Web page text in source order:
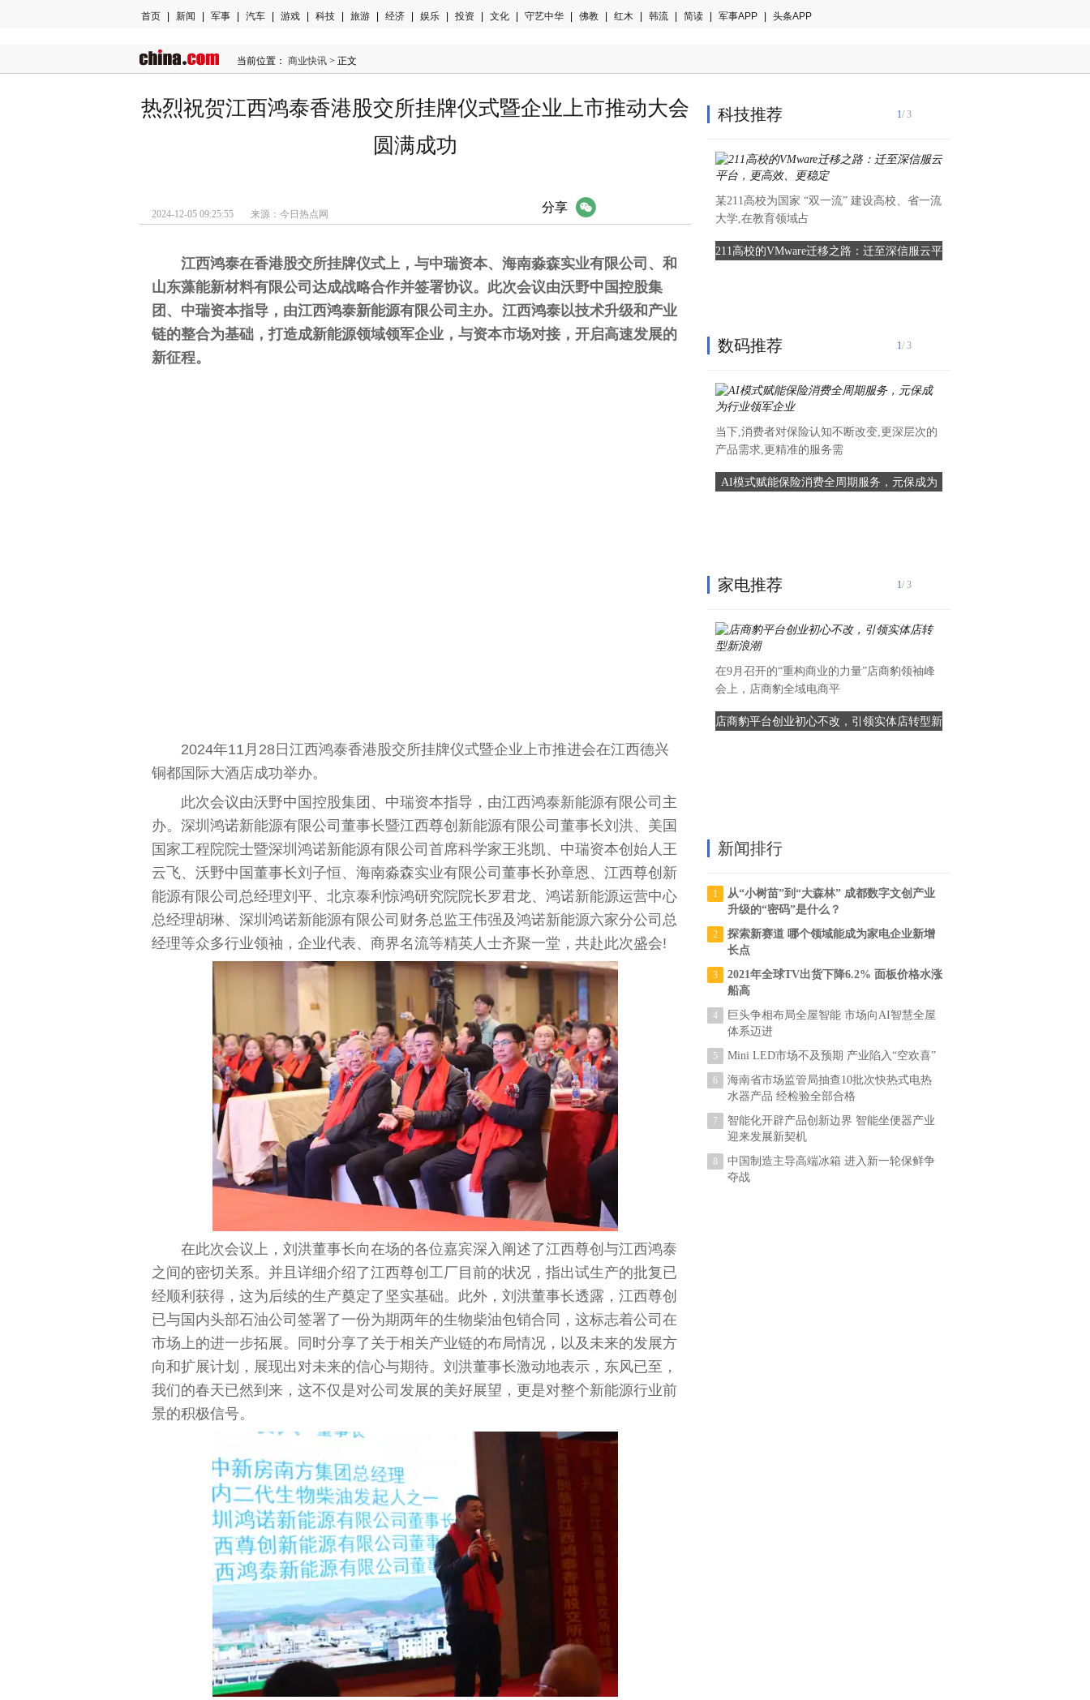
首页 新闻 军事 汽车 游戏 科技 旅游 经济 娱乐 投资 文化 守艺中华 佛教 红木 韩流 简读 军事APP 头条APP
当前位置： 商业快讯 > 正文
热烈祝贺江西鸿泰香港股交所挂牌仪式暨企业上市推动大会
圆满成功
2024-12-05 09:25:55 来源：今日热点网 分享
江西鸿泰在香港股交所挂牌仪式上，与中瑞资本、海南淼森实业有限公司、和
山东藻能新材料有限公司达成战略合作并签署协议。此次会议由沃野中国控股集
团、中瑞资本指导，由江西鸿泰新能源有限公司主办。江西鸿泰以技术升级和产业
链的整合为基础，打造成新能源领域领军企业，与资本市场对接，开启高速发展的
新征程。
2024年11月28日江西鸿泰香港股交所挂牌仪式暨企业上市推进会在江西德兴
铜都国际大酒店成功举办。
此次会议由沃野中国控股集团、中瑞资本指导，由江西鸿泰新能源有限公司主
办。深圳鸿诺新能源有限公司董事长暨江西尊创新能源有限公司董事长刘洪、美国
国家工程院院士暨深圳鸿诺新能源有限公司首席科学家王兆凯、中瑞资本创始人王
云飞、沃野中国董事长刘子恒、海南淼森实业有限公司董事长孙章恩、江西尊创新
能源有限公司总经理刘平、北京泰利惊鸿研究院院长罗君龙、鸿诺新能源运营中心
总经理胡琳、深圳鸿诺新能源有限公司财务总监王伟强及鸿诺新能源六家分公司总
经理等众多行业领袖，企业代表、商界名流等精英人士齐聚一堂，共赴此次盛会!
在此次会议上，刘洪董事长向在场的各位嘉宾深入阐述了江西尊创与江西鸿泰
之间的密切关系。并且详细介绍了江西尊创工厂目前的状况，指出试生产的批复已
经顺利获得，这为后续的生产奠定了坚实基础。此外，刘洪董事长透露，江西尊创
已与国内头部石油公司签署了一份为期两年的生物柴油包销合同，这标志着公司在
市场上的进一步拓展。同时分享了关于相关产业链的布局情况，以及未来的发展方
向和扩展计划，展现出对未来的信心与期待。刘洪董事长激动地表示，东风已至，
我们的春天已然到来，这不仅是对公司发展的美好展望，更是对整个新能源行业前
景的积极信号。
科技推荐
211高校的VMware迁移之路：迁至深信服云平
某211高校为国家 “双一流” 建设高校、省一流
大学,在教育领域占
1/ 3
数码推荐
AI模式赋能保险消费全周期服务，元保成为
当下,消费者对保险认知不断改变,更深层次的
产品需求,更精准的服务需
1/ 3
家电推荐
店商豹平台创业初心不改，引领实体店转型新
在9月召开的“重构商业的力量”店商豹领袖峰
会上，店商豹全域电商平
1/ 3
新闻排行
1
从“小树苗”到“大森林” 成都数字文创产业
升级的“密码”是什么？
2
探索新赛道 哪个领域能成为家电企业新增
长点
3
2021年全球TV出货下降6.2% 面板价格水涨
船高
4
巨头争相布局全屋智能 市场向AI智慧全屋
体系迈进
5 Mini LED市场不及预期 产业陷入“空欢喜”
6
海南省市场监管局抽查10批次快热式电热
水器产品 经检验全部合格
7
智能化开辟产品创新边界 智能坐便器产业
迎来发展新契机
8
中国制造主导高端冰箱 进入新一轮保鲜争
夺战